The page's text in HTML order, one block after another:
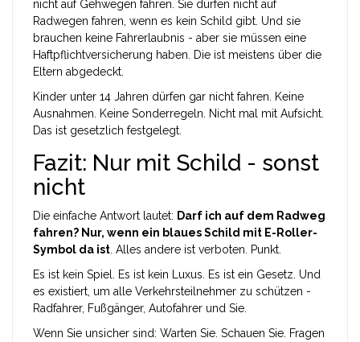
nicht auf Gehwegen fahren. Sie dürfen nicht auf
Radwegen fahren, wenn es kein Schild gibt. Und sie
brauchen keine Fahrerlaubnis - aber sie müssen eine
Haftpflichtversicherung haben. Die ist meistens über die
Eltern abgedeckt.
Kinder unter 14 Jahren dürfen gar nicht fahren. Keine
Ausnahmen. Keine Sonderregeln. Nicht mal mit Aufsicht.
Das ist gesetzlich festgelegt.
Fazit: Nur mit Schild - sonst
nicht
Die einfache Antwort lautet: Darf ich auf dem Radweg
fahren? Nur, wenn ein blaues Schild mit E-Roller-
Symbol da ist . Alles andere ist verboten. Punkt.
Es ist kein Spiel. Es ist kein Luxus. Es ist ein Gesetz. Und
es existiert, um alle Verkehrsteilnehmer zu schützen -
Radfahrer, Fußgänger, Autofahrer und Sie.
Wenn Sie unsicher sind: Warten Sie. Schauen Sie. Fragen